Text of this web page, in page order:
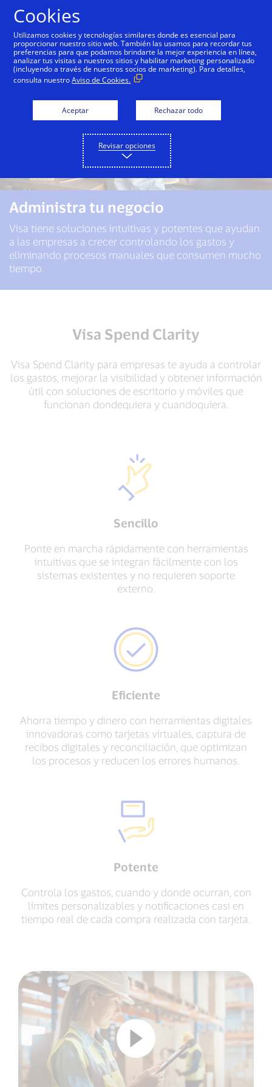
Administra tu negocio
Visa tiene soluciones intuitivas y potentes que ayudan
a las empresas a crecer controlando los gastos y
eliminando procesos manuales que consumen mucho
tiempo.
Visa Spend Clarity
Visa Spend Clarity para empresas te ayuda a controlar
los gastos, mejorar la visibilidad y obtener información
útil con soluciones de escritorio y móviles que
funcionan dondequiera y cuandoquiera.
Sencillo
Ponte en marcha rápidamente con herramientas
intuitivas que se integran fácilmente con los
sistemas existentes y no requieren soporte
externo.
Eficiente
Ahorra tiempo y dinero con herramientas digitales
innovadoras como tarjetas virtuales, captura de
recibos digitales y reconciliación, que optimizan
los procesos y reducen los errores humanos.
Potente
Controla los gastos, cuando y donde ocurran, con
límites personalizables y notificaciones casi en
tiempo real de cada compra realizada con tarjeta.
Cookies
Utilizamos cookies y tecnologías similares donde es esencial para
proporcionar nuestro sitio web. También las usamos para recordar tus
preferencias para que podamos brindarte la mejor experiencia en línea,
analizar tus visitas a nuestros sitios y habilitar marketing personalizado
(incluyendo a través de nuestros socios de marketing). Para detalles,
consulta nuestroAviso de Cookies.
Aceptar Rechazar todo
Revisar opciones